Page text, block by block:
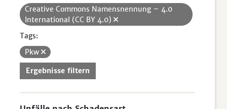
Creative Commons Namensnennung – 4.0
International (CC BY 4.0)
Tags:
Pkw
Ergebnisse filtern